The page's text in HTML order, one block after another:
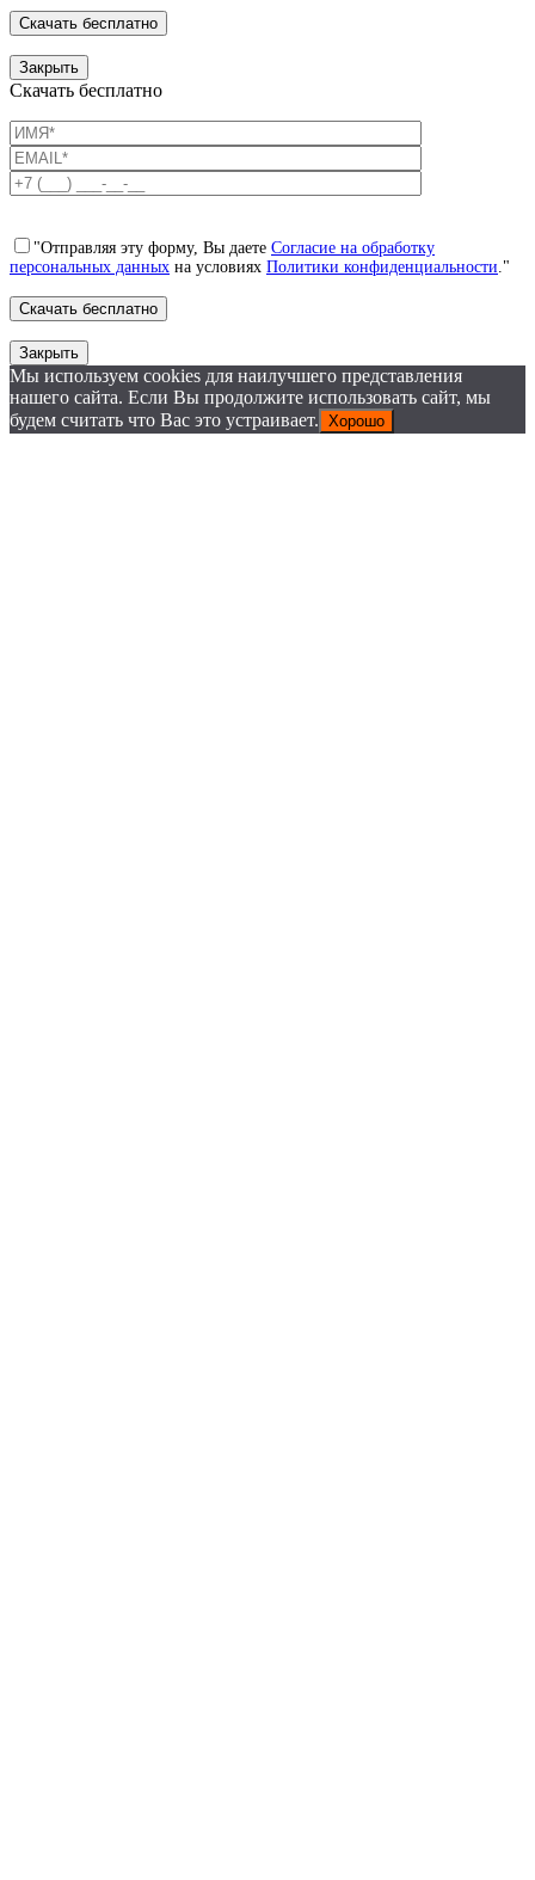
Закрыть
Скачать бесплатно
"Отправляя эту форму, Вы даете Согласие на обработку
персональных данных на условиях Политики конфиденциальности."
Закрыть
Мы используем cookies для наилучшего представления
нашего сайта. Если Вы продолжите использовать сайт, мы
будем считать что Вас это устраивает. Хорошо